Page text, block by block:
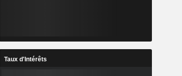
Taux d'Intérêts